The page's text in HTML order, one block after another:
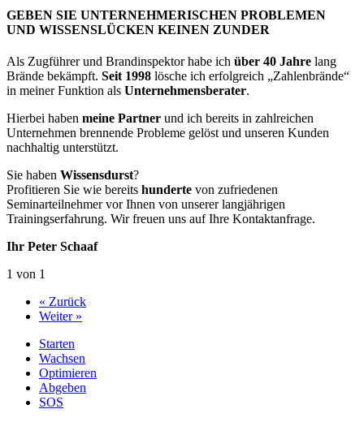
GEBEN SIE UNTERNEHMERISCHEN PROBLEMEN
UND WISSENSLÜCKEN KEINEN ZUNDER
Als Zugführer und Brandinspektor habe ich über 40 Jahre lang
Brände bekämpft. Seit 1998 lösche ich erfolgreich „Zahlenbrände“
in meiner Funktion als Unternehmensberater.
Hierbei haben meine Partner und ich bereits in zahlreichen
Unternehmen brennende Probleme gelöst und unseren Kunden
nachhaltig unterstützt.
Sie haben Wissensdurst?
Profitieren Sie wie bereits hunderte von zufriedenen
Seminarteilnehmer vor Ihnen von unserer langjährigen
Trainingserfahrung. Wir freuen uns auf Ihre Kontaktanfrage.
Ihr Peter Schaaf
1 von 1
« Zurück
Weiter »
Starten
Wachsen
Optimieren
Abgeben
SOS